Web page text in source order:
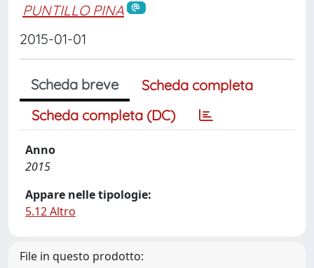
PUNTILLO PINA
2015-01-01
Scheda breve
Scheda completa
Scheda completa (DC)
Anno
2015
Appare nelle tipologie:
5.12 Altro
File in questo prodotto: